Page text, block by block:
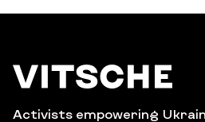
Activists empowering